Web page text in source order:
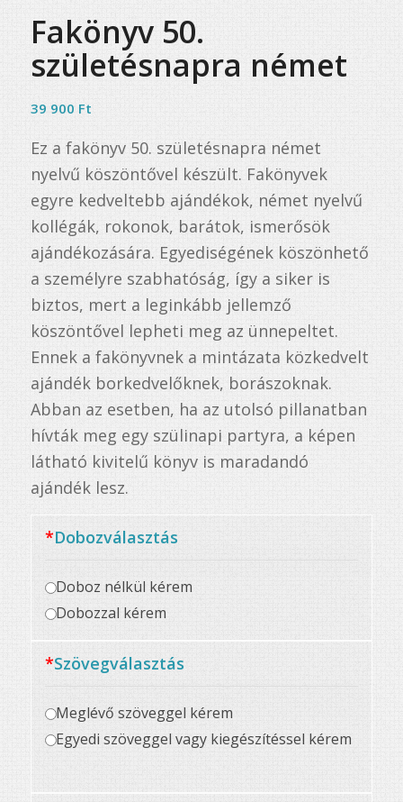
Fakönyv 50.
születésnapra német
39 900 Ft
Ez a fakönyv 50. születésnapra német
nyelvű köszöntővel készült. Fakönyvek
egyre kedveltebb ajándékok, német nyelvű
kollégák, rokonok, barátok, ismerősök
ajándékozására. Egyediségének köszönhető
a személyre szabhatóság, így a siker is
biztos, mert a leginkább jellemző
köszöntővel lepheti meg az ünnepeltet.
Ennek a fakönyvnek a mintázata közkedvelt
ajándék borkedvelőknek, borászoknak.
Abban az esetben, ha az utolsó pillanatban
hívták meg egy szülinapi partyra, a képen
látható kivitelű könyv is maradandó
ajándék lesz.
*Dobozválasztás
Doboz nélkül kérem
Dobozzal kérem
*Szövegválasztás
Meglévő szöveggel kérem
Egyedi szöveggel vagy kiegészítéssel kérem